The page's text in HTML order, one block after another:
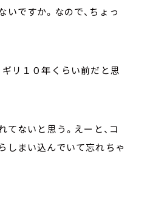
いですか。なので、ちょっ
リ１０年くらい前だと思
てないと思う。えーと、コ
しまい込んでいて忘れちゃ